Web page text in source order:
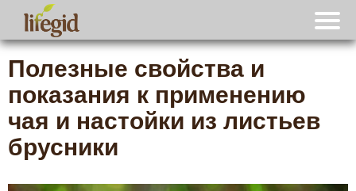
Полезные свойства и
показания к применению
чая и настойки из листьев
брусники